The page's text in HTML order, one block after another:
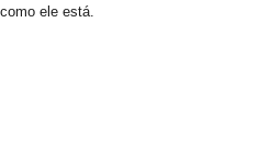
ele está.